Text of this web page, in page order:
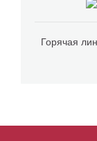
Горячая